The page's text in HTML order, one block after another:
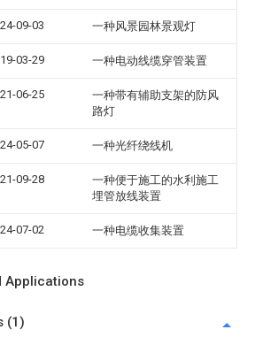
09-03 一种风景园林景观灯
03-29 一种电动线缆穿管装置
06-25
一种带有辅助支架的防风
路灯
05-07 一种光纤绕线机
09-28
一种便于施工的水利施工
埋管放线装置
07-02 一种电缆收集装置
Applications
(1)